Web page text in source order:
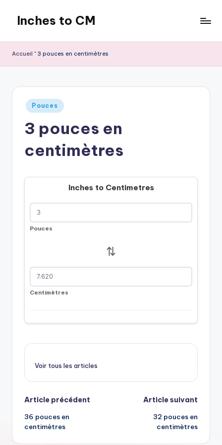
content
Inches to CM
Accueil " 3 pouces en centimètres
Publié
dans
Pouces
3 pouces en
centimètres
Inches to Centimetres
Pouces
⇅
Centimètres
Voir tous les articles
Navigation
postale
Article précédent
36 pouces en
centimètres
Article suivant
32 pouces en
centimètres